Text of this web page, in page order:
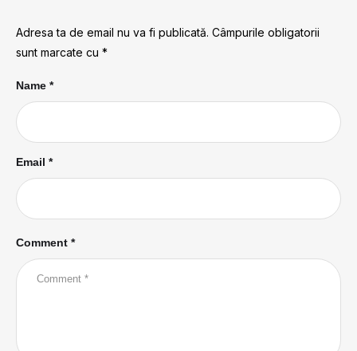
Adresa ta de email nu va fi publicată. Câmpurile obligatorii
sunt marcate cu *
Comment *
Name *
Email *